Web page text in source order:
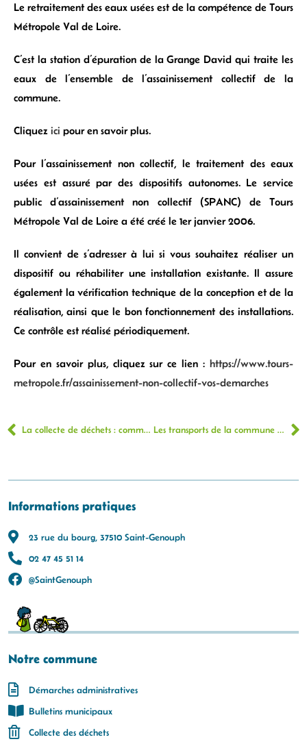
Le retraitement des eaux usées est de la compétence de Tours
Métropole Val de Loire.
C’est la station d’épuration de la Grange David qui traite les
eaux de l’ensemble de l’assainissement collectif de la
commune.
Cliquez ici pour en savoir plus.
Pour l’assainissement non collectif, le traitement des eaux
usées est assuré par des dispositifs autonomes. Le service
public d’assainissement non collectif (SPANC) de Tours
Métropole Val de Loire a été créé le 1er janvier 2006.
Il convient de s’adresser à lui si vous souhaitez réaliser un
dispositif ou réhabiliter une installation existante. Il assure
également la vérification technique de la conception et de la
réalisation, ainsi que le bon fonctionnement des installations.
Ce contrôle est réalisé périodiquement.
Pour en savoir plus, cliquez sur ce lien : https://www.tours-
metropole.fr/assainissement-non-collectif-vos-demarches
La collecte de déchets : commune de Saint-Genouph Les transports de la commune de Saint Genouph
Informations pratiques
23 rue du bourg, 37510 Saint-Genouph
02 47 45 51 14
@SaintGenouph
Notre commune
Démarches administratives
Bulletins municipaux
Collecte des déchets